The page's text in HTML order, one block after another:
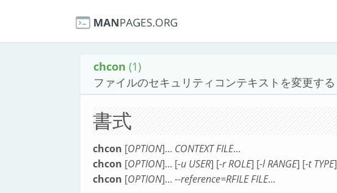
chcon (1)
ファイルのセキュリティコンテキストを変更する
書式
chcon [OPTION]... CONTEXT FILE...
chcon [OPTION]... [-u USER] [-r ROLE] [-l RANGE] [-t TYPE]
chcon [OPTION]... --reference=RFILE FILE...